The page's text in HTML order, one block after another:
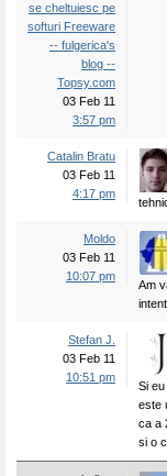
se cheltuiesc pe
softuri Freeware
-- fulgerica's
blog --
Topsy.com
03 Feb 11
3:57 pm
Catalin Bratu
03 Feb 11
4:17 pm
Moldo
03 Feb 11
10:07 pm
Am
Stefan J.
03 Feb 11
10:51 pm
Si
este
ca a
si o